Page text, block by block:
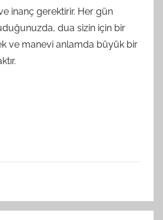
inanç gerektirir. Her gün
dua sizin için bir
ve manevi anlamda büyük bir